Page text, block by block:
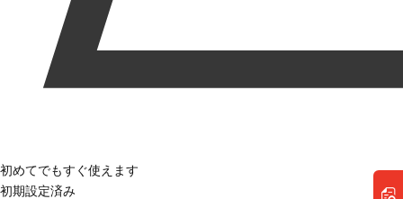
初めてでもすぐ使えます
初期設定済み